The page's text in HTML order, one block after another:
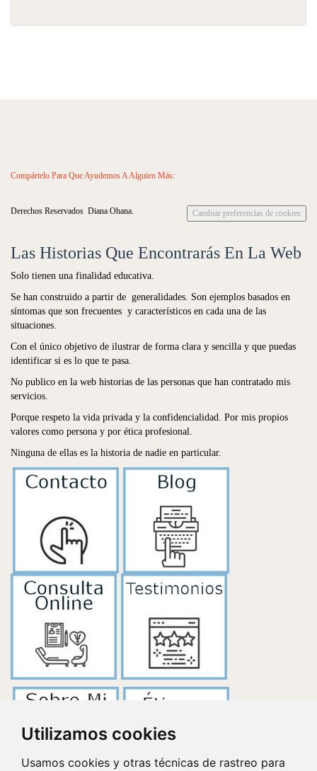
Utilizamos cookies
Usamos cookies y otras técnicas de rastreo para
Compártelo Para Que Ayudemos A Alguien Más:
Cambiar preferencias de cookies
Derechos Reservados Diana Ohana.
Las Historias Que Encontrarás En La Web
Solo tienen una finalidad educativa.
Se han construido a partir de generalidades. Son ejemplos basados en
síntomas que son frecuentes y característicos en cada una de las
situaciones.
Con el único objetivo de ilustrar de forma clara y sencilla y que puedas
identificar si es lo que te pasa.
No publico en la web historias de las personas que han contratado mis
servicios.
Porque respeto la vida privada y la confidencialidad. Por mis propios
valores como persona y por ética profesional.
Ninguna de ellas es la historia de nadie en particular.